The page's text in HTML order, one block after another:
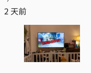
2 天前